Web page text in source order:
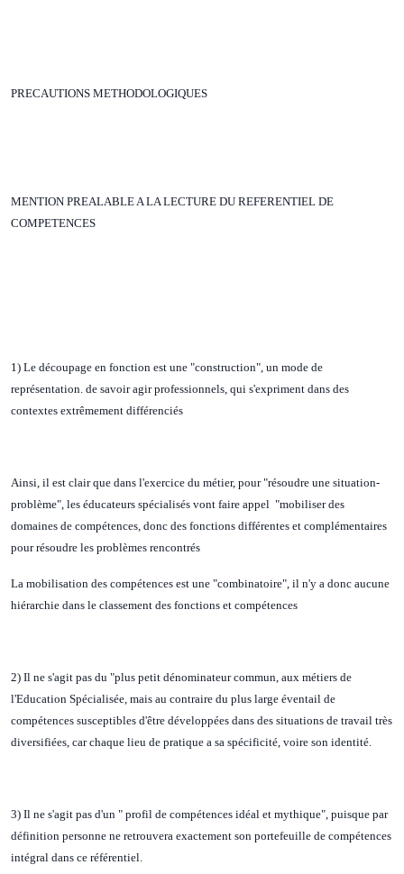
PRECAUTIONS METHODOLOGIQUES
MENTION PREALABLE A LA LECTURE DU REFERENTIEL DE
COMPETENCES
1) Le découpage en fonction est une "construction", un mode de
représentation. de savoir agir professionnels, qui s'expriment dans des
contextes extrêmement différenciés
Ainsi, il est clair que dans l'exercice du métier, pour "résoudre une situation-
problème", les éducateurs spécialisés vont faire appel "mobiliser des
domaines de compétences, donc des fonctions différentes et complémentaires
pour résoudre les problèmes rencontrés
La mobilisation des compétences est une "combinatoire", il n'y a donc aucune
hiérarchie dans le classement des fonctions et compétences
2) Il ne s'agit pas du "plus petit dénominateur commun, aux métiers de
l'Education Spécialisée, mais au contraire du plus large éventail de
compétences susceptibles d'être développées dans des situations de travail très
diversifiées, car chaque lieu de pratique a sa spécificité, voire son identité.
3) Il ne s'agit pas d'un " profil de compétences idéal et mythique", puisque par
définition personne ne retrouvera exactement son portefeuille de compétences
intégral dans ce référentiel.